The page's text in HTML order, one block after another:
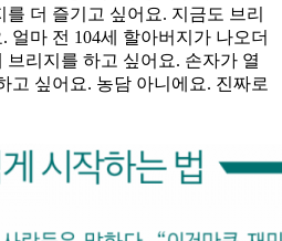
더 즐기고 싶어요. 지금도 브리
얼마 전 104세 할아버지가 나오더
리지를 하고 싶어요. 손자가 열
고 싶어요. 농담 아니에요. 진짜로